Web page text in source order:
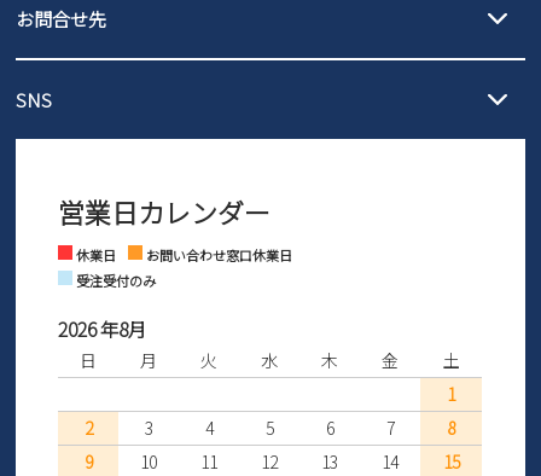
3,980円（税込）以上お買い上げで送料無料
発送日・送料詳細については
ご利用ください。
ご利用ください。
の片道無料サービスを実施中！
ントとしても安心してご利用いただけるよう、サイズ交換の受付期
さい。
お問合せ先
営業時間：11時～17時
※土日祝はお問い合わせ窓口休業日となります。
SNS
Facebook Instagram
営業日カレンダー
休業日
お問い合わせ窓口休業日
受注受付のみ
2026 年8月
日 月 火 水 木 金
土
1
2
3 4 5 6 7
8
9
10 11 12 13 14
15